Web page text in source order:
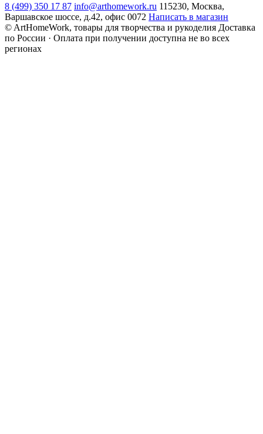
8 (499) 350 17 87 info@arthomework.ru 115230, Москва,
Варшавское шоссе, д.42, офис 0072 Написать в магазин
© ArtHomeWork, товары для творчества и рукоделия Доставка
по России · Оплата при получении доступна не во всех
регионах